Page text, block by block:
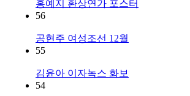
홍예지 환상연가 포스터
56
공현주 여성조선 12월
55
김윤아 이자녹스 화보
54